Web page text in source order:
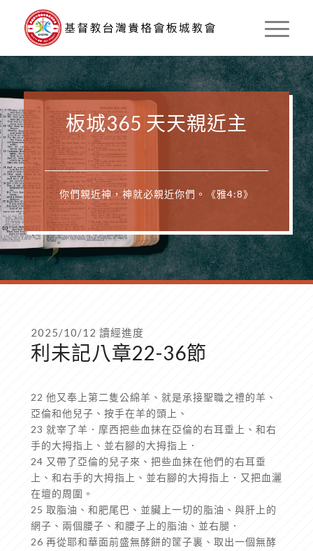
板城365 天天親近主
你們親近神，神就必親近你們。《雅4:8》
2025/10/12 讀經進度
利未記八章22-36節
22 他又奉上第二隻公綿羊、就是承接聖職之禮的羊、
亞倫和他兒子、按手在羊的頭上、
23 就宰了羊．摩西把些血抹在亞倫的右耳垂上、和右
手的大拇指上、並右腳的大拇指上．
24 又帶了亞倫的兒子來、把些血抹在他們的右耳垂
上、和右手的大拇指上、並右腳的大拇指上．又把血灑
在壇的周圍。
25 取脂油、和肥尾巴、並臟上一切的脂油、與肝上的
網子、兩個腰子、和腰子上的脂油、並右腿．
26 再從耶和華面前盛無酵餅的筐子裏、取出一個無酵